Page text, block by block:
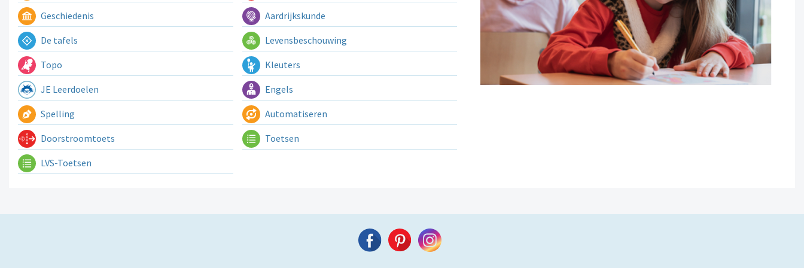
Geschiedenis Aardrijkskunde
De tafels Levensbeschouwing
Topo Kleuters
JE Leerdoelen Engels
Spelling Automatiseren
Doorstroomtoets Toetsen
LVS-Toetsen